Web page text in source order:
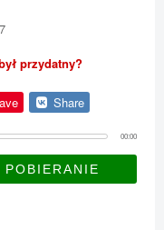
przydatny?
Share
00:00